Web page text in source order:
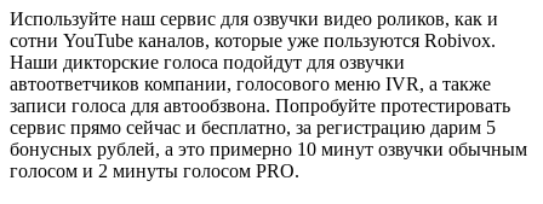
Используйте наш сервис для озвучки видео роликов, как и
сотни YouTube каналов, которые уже пользуются Robivox.
Наши дикторские голоса подойдут для озвучки
автоответчиков компании, голосового меню IVR, а также
записи голоса для автообзвона. Попробуйте протестировать
сервис прямо сейчас и бесплатно, за регистрацию дарим 5
бонусных рублей, а это примерно 10 минут озвучки обычным
голосом и 2 минуты голосом PRO.